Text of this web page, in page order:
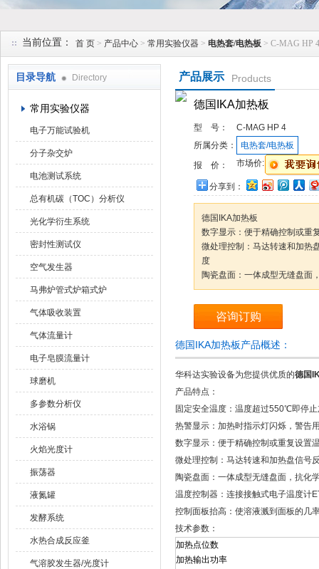
当前位置： 首 页 > 产品中心 > 常用实验仪器 > 电热套/电热板 > C-MAG HP
目录导航 Directory
常用实验仪器
电子万能试验机
分子杂交炉
电池测试系统
总有机碳（TOC）分析仪
光化学衍生系统
密封性测试仪
空气发生器
马弗炉管式炉箱式炉
气体吸收装置
气体流量计
电子皂膜流量计
球磨机
多参数分析仪
水浴锅
火焰光度计
振荡器
液氮罐
发酵系统
水热合成反应釜
气溶胶发生器/光度计
产品展示 Products
德国IKA加热板
型 号：
C-MAG HP 4
所属分类：
电热套/电热板
报 价：
市场价:
分享到：
德国IKA加热板
数字显示：便于精确控制或重
微处理控制：马达转速和加热
度
陶瓷盘面：一体成型无缝盘面
咨询订购
德国IKA加热板产品概述：
华科达实验设备为您提供优质的德国
产品特点：
固定安全温度：温度超过550℃即停
热警显示：加热时指示灯闪烁，警告
数字显示：便于精确控制或重复设置
微处理控制：马达转速和加热盘信号
陶瓷盘面：一体成型无缝盘面，抗化
温度控制器：连接接触式电子温度计
控制面板抬高：使溶液溅到面板的几
技术参数：
加热点位数
加热输出功率